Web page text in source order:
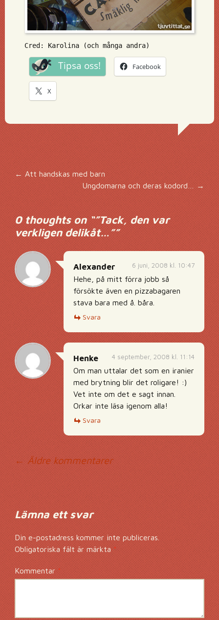
Cred: Karolina (och många andra)
Tipsa oss! Facebook
X
Inläggsnavigering
←Att handskas med barn
Ungdomarna och deras kodord… →
0 thoughts on “”Tack, den var
verkligen delikåt…””
6 juni, 2008 kl. 10:47
Alexander
Hehe, på mitt förra jobb så
försökte även en pizzabagaren
stava bara med å. båra.
Svara
4 september, 2008 kl. 11:14
Henke
Om man uttalar det som en iranier
med brytning blir det roligare! :)
Vet inte om det e sagt innan.
Orkar inte läsa igenom alla!
Svara
← Äldre kommentarer
Lämna ett svar
Din e-postadress kommer inte publiceras.
Obligatoriska fält är märkta*
Kommentar*